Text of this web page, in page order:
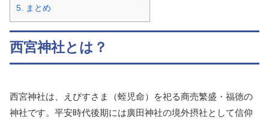
5. まとめ
西宮神社とは？
西宮神社は、えびすさま（蛭児命）を祀る商売繁盛・福徳の
神社です。平安時代後期には廣田神社の境外摂社として信仰